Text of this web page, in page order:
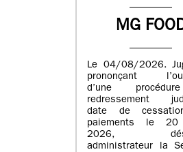
MG
Le 04/08/2026.
prononçant
d’une
redressement
date de
paiements le
2026,
administrateur la